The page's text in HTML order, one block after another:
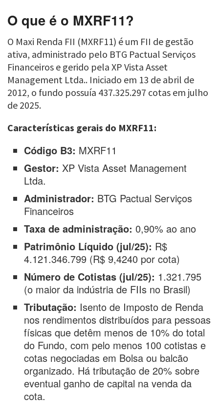
O que é o MXRF11?
O Maxi Renda FII (MXRF11) é um FII de gestão
ativa, administrado pelo BTG Pactual Serviços
Financeiros e gerido pela XP Vista Asset
Management Ltda.. Iniciado em 13 de abril de
2012, o fundo possuía 437.325.297 cotas em julho
de 2025.
Características gerais do MXRF11:
Código B3: MXRF11
Gestor: XP Vista Asset Management
Ltda.
Administrador: BTG Pactual Serviços
Financeiros
Taxa de administração: 0,90% ao ano
Patrimônio Líquido (jul/25): R$
4.121.346.799 (R$ 9,4240 por cota)
Número de Cotistas (jul/25): 1.321.795
(o maior da indústria de FIIs no Brasil)
Tributação: Isento de Imposto de Renda
nos rendimentos distribuídos para pessoas
físicas que detêm menos de 10% do total
do Fundo, com pelo menos 100 cotistas e
cotas negociadas em Bolsa ou balcão
organizado. Há tributação de 20% sobre
eventual ganho de capital na venda da
cota.